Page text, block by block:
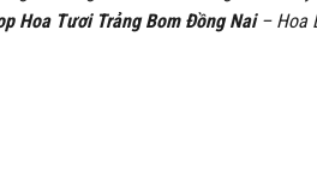
Hoa Tươi Trảng Bom Đồng Nai– Hoa